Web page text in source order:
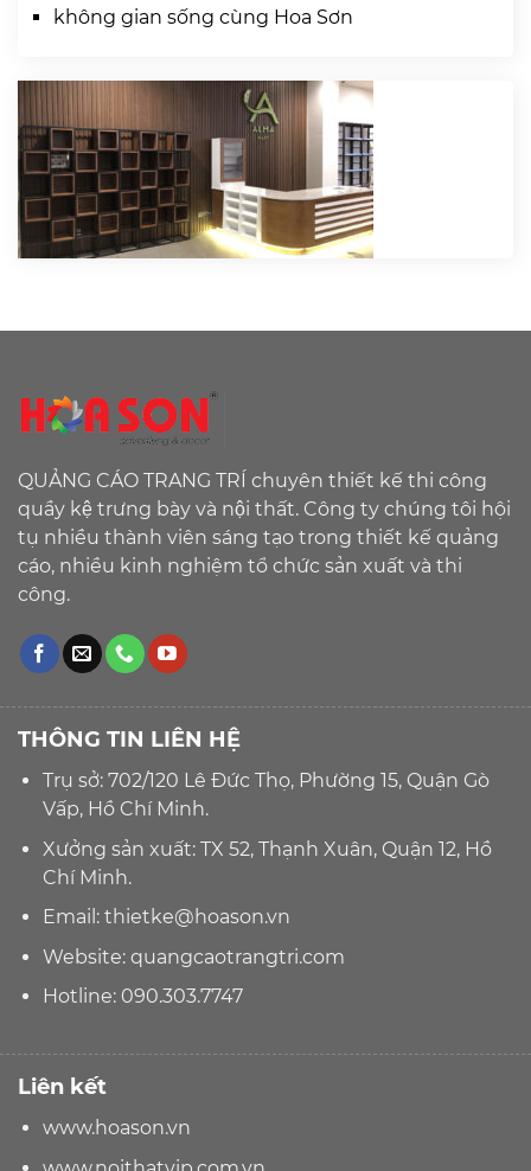
không gian sống cùng Hoa Sơn
QUẢNG CÁO TRANG TRÍ chuyên thiết kế thi công
quầy kệ trưng bày và nội thất. Công ty chúng tôi hội
tụ nhiều thành viên sáng tạo trong thiết kế quảng
cáo, nhiều kinh nghiệm tổ chức sản xuất và thi
công.
THÔNG TIN LIÊN HỆ
Trụ sở: 702/120 Lê Đức Thọ, Phường 15, Quận Gò
Vấp, Hồ Chí Minh.
Xưởng sản xuất: TX 52, Thạnh Xuân, Quận 12, Hồ
Chí Minh.
Email: thietke@hoason.vn
Website:quangcaotrangtri.com
Hotline: 090.303.7747
Liên kết
www.hoason.vn